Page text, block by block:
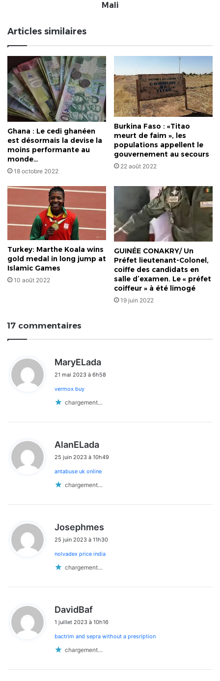
Mali
Articles similaires
Ghana : Le cedi ghanéen
est désormais la devise la
moins performante au
monde…
18 octobre 2022
Burkina Faso : «Titao
meurt de faim », les
populations appellent le
gouvernement au secours
22 août 2022
Turkey: Marthe Koala wins
gold medal in long jump at
Islamic Games
10 août 2022
GUINÉE CONAKRY/ Un
Préfet lieutenant-Colonel,
coiffe des candidats en
salle d’examen. Le « préfet
coiffeur » à été limogé
19 juin 2022
17 commentaires
MaryELada
t
21 mai 2023 à 6h58
vermox buy
chargement…
AlanELada
t
25 juin 2023 à 10h49
antabuse uk online
chargement…
Josephmes
t
25 juin 2023 à 11h30
nolvadex price india
chargement…
DavidBaf
t
1 juillet 2023 à 10h16
bactrim and sepra without a presription
chargement…